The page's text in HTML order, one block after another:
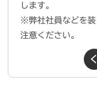
します。
※弊社社員などを装
注意ください。